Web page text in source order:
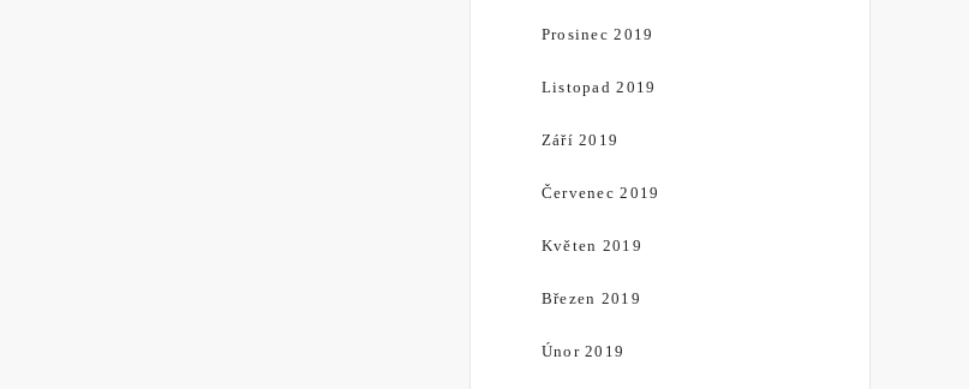
Prosinec 2019
Listopad 2019
Září 2019
Červenec 2019
Květen 2019
Březen 2019
Únor 2019